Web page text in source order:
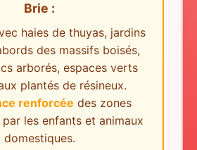
Brie :
haies de thuyas, jardins
des massifs boisés,
arborés, espaces verts
plantés de résineux.
renforcée des zones
les enfants et animaux
domestiques.